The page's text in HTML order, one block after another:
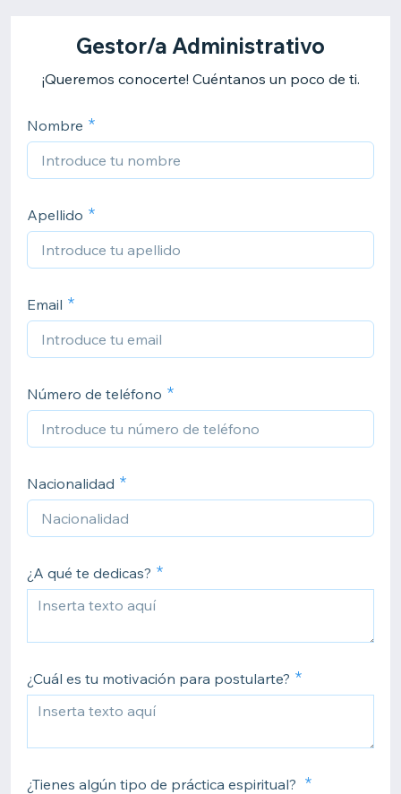
Gestor/a Administrativo
¡Queremos conocerte! Cuéntanos un poco de ti.
Nombre
Apellido
Email
Número de teléfono
Nacionalidad
¿A qué te dedicas?
¿Cuál es tu motivación para postularte?
¿Tienes algún tipo de práctica espiritual?